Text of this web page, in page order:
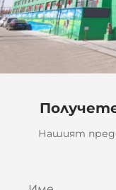
Нашият